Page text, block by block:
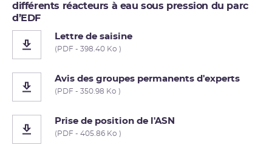
différents réacteurs à eau sous pression du parc
d’EDF
Lettre de saisine
(PDF - 398.40 Ko )
Avis des groupes permanents d'experts
(PDF - 350.98 Ko )
Prise de position de l'ASN
(PDF - 405.86 Ko )